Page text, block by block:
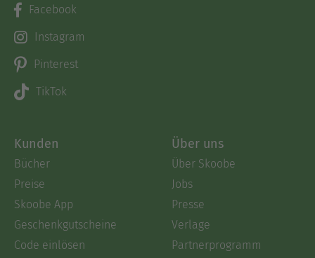
Facebook
Instagram
Pinterest
TikTok
Kunden
Bücher
Preise
Skoobe App
Geschenkgutscheine
Code einlösen
Über uns
Über Skoobe
Jobs
Presse
Verlage
Partnerprogramm